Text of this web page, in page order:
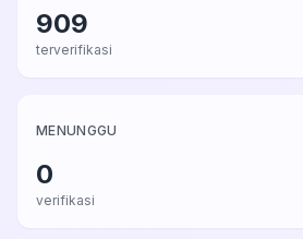
909
terverifikasi
MENUNGGU
0
verifikasi